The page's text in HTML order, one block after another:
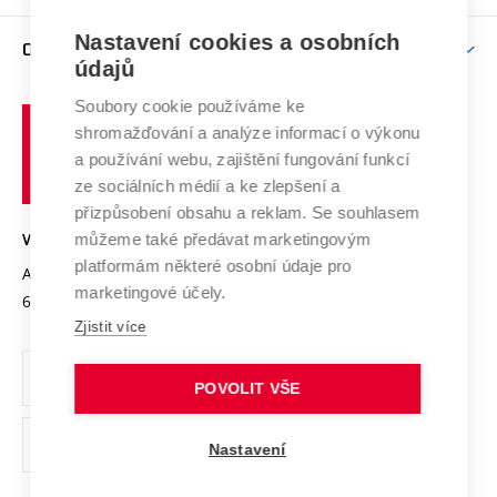
E-přihláška
Závěrečné práce
Doktorské studium
Studium bez bariér
Podpora podnikání
Mezinárodní vědecká rada
Systém zajišťování kvality výzkumu
Výzkumné infrastruktury
Transfer znalostí
Open Science
Projekty
Projekty ze strukturálních fondů
Specifický výzkum
Firemní spolupráce
Zahraniční spolupráce
Spolupráce se školami
Mezinárodní dohody
Univerzitní sítě
O UNIVERZITĚ
Profil univerzity
Udržitelná univerzita
Podnikavá univerzita / ContriBUTe
Bezpečná univerzita
Vyznamenání
Organizační struktura
Ochrana osobních údajů
odkaz)
učení
technické
Brně
VYSOKÉ UČENÍ TECHNICKÉ V BRNĚ
Antonínská 548/1
602 00 Brno
www.vut.cz
vut@vutbr.cz
Nastavení cookies a osobních
údajů
Soubory cookie používáme ke
shromažďování a analýze informací o výkonu
a používání webu, zajištění fungování funkcí
ze sociálních médií a ke zlepšení a
přizpůsobení obsahu a reklam. Se souhlasem
můžeme také předávat marketingovým
platformám některé osobní údaje pro
marketingové účely.
Zjistit více
POVOLIT VŠE
Nastavení